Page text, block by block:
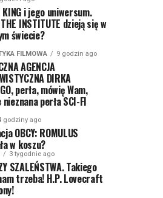
KING i jego uniwersum.
INSTITUTE dzieją się w
świecie?
FILMOWA 9 godzin ago
AGENCJA
DIRKA
perła, mówię Wam,
nieznana perła SCI-FI
godziny ago
OBCY: ROMULUS
w koszu?
3 tygodnie ago
SZALEŃSTWA. Takiego
trzeba! H.P. Lovecraft